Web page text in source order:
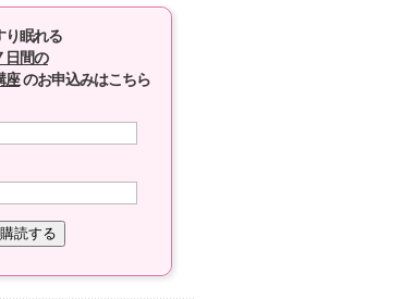
り眠れる
日間の
座のお申込みはこちら